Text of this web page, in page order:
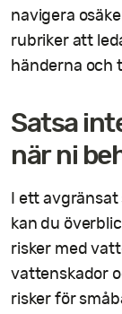
navigera
rubriker att
händerna och
Satsa
när ni
I ett
kan du
risker med
vattenskador
risker för